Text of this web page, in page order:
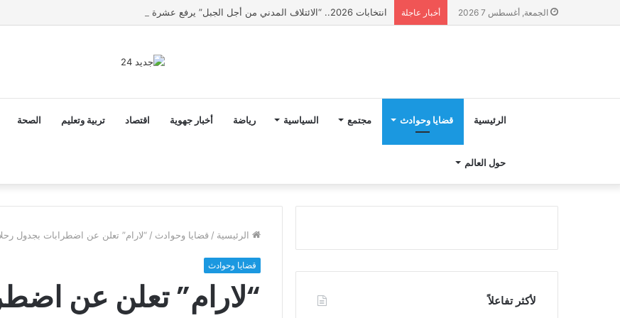
الجمعة, أغسطس 7 2026 أخبار عاجلة انتخابات 2026.. “الائتلاف المدني من أجل الجبل” يرفع عشرة مطالب أمام الأحزاب لإنصاف المناطق الجبلية
الرئيسية قضايا وحوادث مجتمع السياسية رياضة أخبار جهوية اقتصاد تربية وتعليم الصحة
حول العالم
الرئيسية / قضايا وحوادث / “لارام” تعلن عن اضطرابات بجدول
قضايا وحوادث
“لارام” تعلن عن
لأكثر تفاعلاً